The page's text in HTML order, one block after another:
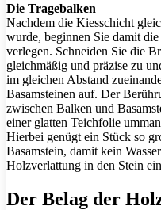
Die Tragebalken
Nachdem die Kiesschicht
wurde, beginnen Sie damit
verlegen. Schneiden Sie die
gleichmäßig und präzise zu
im gleichen Abstand
Basamsteinen auf. Der
zwischen Balken und
einer glatten Teichfolie
Hierbei genügt ein Stück so
Basamstein, damit kein
Holzverlattung in den Stein
Der Belag der